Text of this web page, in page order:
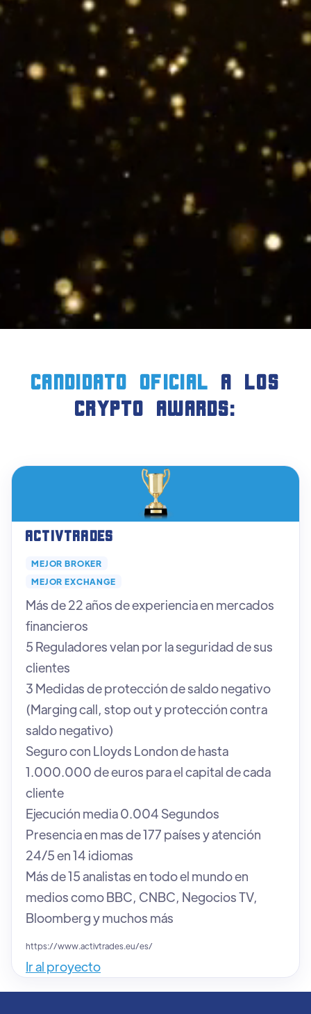
candidato oficial a LOS
crypto AWARDS:
ActivTrades
MEJOR BROKER
MEJOR EXCHANGE
Más de 22 años de experiencia en mercados
financieros
5 Reguladores velan por la seguridad de sus
clientes
3 Medidas de protección de saldo negativo
(Marging call, stop out y protección contra
saldo negativo)
Seguro con Lloyds London de hasta
1.000.000 de euros para el capital de cada
cliente
Ejecución media 0.004 Segundos
Presencia en mas de 177 países y atención
24/5 en 14 idiomas
Más de 15 analistas en todo el mundo en
medios como BBC, CNBC, Negocios TV,
Bloomberg y muchos más
https://www.activtrades.eu/es/
Ir al proyecto